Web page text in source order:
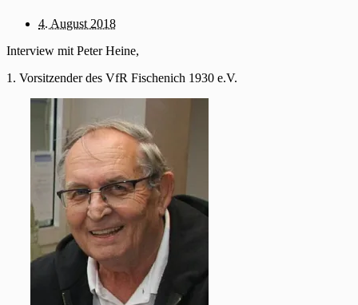
4. August 2018
Interview mit Peter Heine,
1. Vorsitzender des VfR Fischenich 1930 e.V.